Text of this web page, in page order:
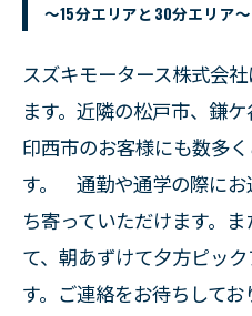
～15分エリアと30分エリア～
スズキモータース株式会
ます。近隣の松戸市、鎌
印西市のお客様にも数多
す。 通勤や通学の際にお
ち寄っていただけます。
て、朝あずけて夕方ピッ
す。ご連絡をお待ちしてお